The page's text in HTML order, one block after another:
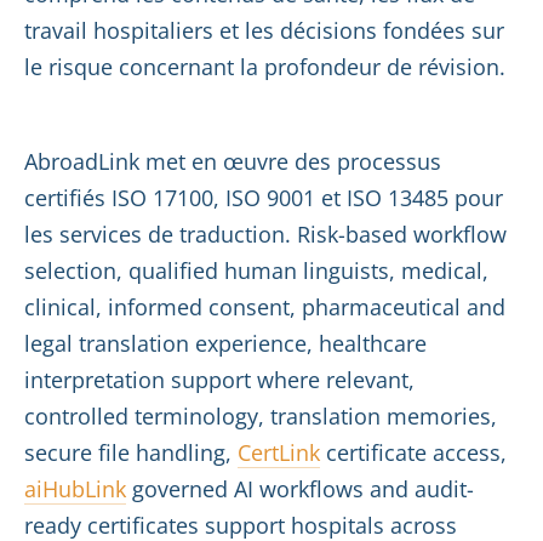
travail hospitaliers et les décisions fondées sur
le risque concernant la profondeur de révision.
AbroadLink met en œuvre des processus
certifiés ISO 17100, ISO 9001 et ISO 13485 pour
les services de traduction. Risk-based workflow
selection, qualified human linguists, medical,
clinical, informed consent, pharmaceutical and
legal translation experience, healthcare
interpretation support where relevant,
controlled terminology, translation memories,
secure file handling, CertLink certificate access,
aiHubLink governed AI workflows and audit-
ready certificates support hospitals across